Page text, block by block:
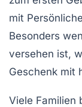
mit
Besonders
versehen ist,
Geschenk mit
Viele Familien